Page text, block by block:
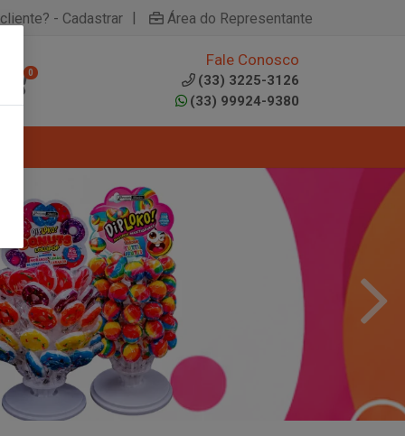
- Cadastrar | Área do Representante
0
Fale Conosco
(33) 3225-3126
(33) 99924-9380